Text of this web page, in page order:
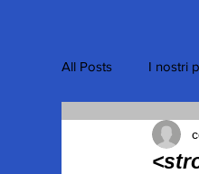
All Posts I nostri